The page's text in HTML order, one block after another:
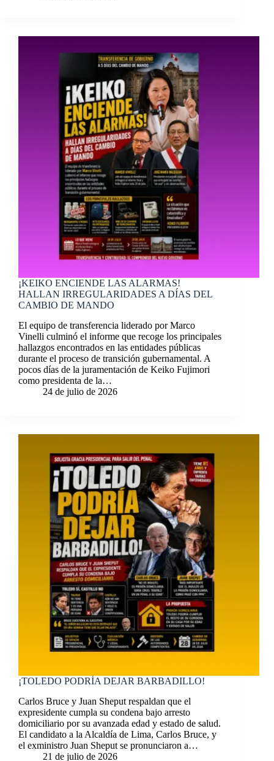
¡KEIKO ENCIENDE LAS ALARMAS!
HALLAN IRREGULARIDADES A DÍAS DEL
CAMBIO DE MANDO
El equipo de transferencia liderado por Marco
Vinelli culminó el informe que recoge los principales
hallazgos encontrados en las entidades públicas
durante el proceso de transición gubernamental. A
pocos días de la juramentación de Keiko Fujimori
como presidenta de la…
24 de julio de 2026
¡TOLEDO PODRÍA DEJAR BARBADILLO!
Carlos Bruce y Juan Sheput respaldan que el
expresidente cumpla su condena bajo arresto
domiciliario por su avanzada edad y estado de salud.
El candidato a la Alcaldía de Lima, Carlos Bruce, y
el exministro Juan Sheput se pronunciaron a…
21 de julio de 2026